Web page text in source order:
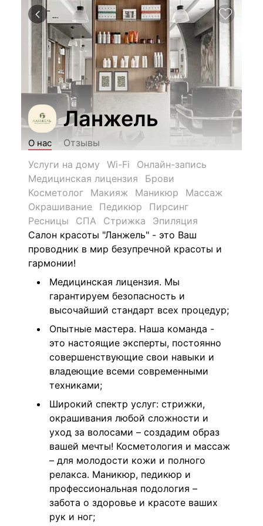
Ланжель
О нас
Отзывы
Услуги на дому
Wi-Fi
Онлайн-запись
Медицинская лицензия
Брови
Косметолог
Макияж Маникюр
Массаж
Окрашивание
Педикюр
Пирсинг
Ресницы
СПА Стрижка
Эпиляция
Салон красоты "Ланжель" - это Ваш
проводник в мир безупречной красоты и
гармонии!
Медицинская лицензия. Мы
гарантируем безопасность и
высочайший стандарт всех процедур;
Опытные мастера. Наша команда -
это настоящие эксперты, постоянно
совершенствующие свои навыки и
владеющие всеми современными
техниками;
Широкий спектр услуг: стрижки,
окрашивания любой сложности и
уход за волосами – создадим образ
вашей мечты! Косметология и массаж
– для молодости кожи и полного
релакса. Маникюр, педикюр и
профессиональная подология –
забота о здоровье и красоте ваших
рук и ног;